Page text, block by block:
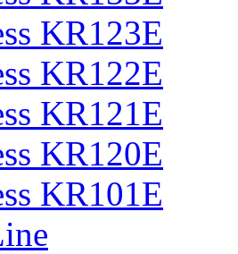
KR123E
KR122E
KR121E
KR120E
KR101E